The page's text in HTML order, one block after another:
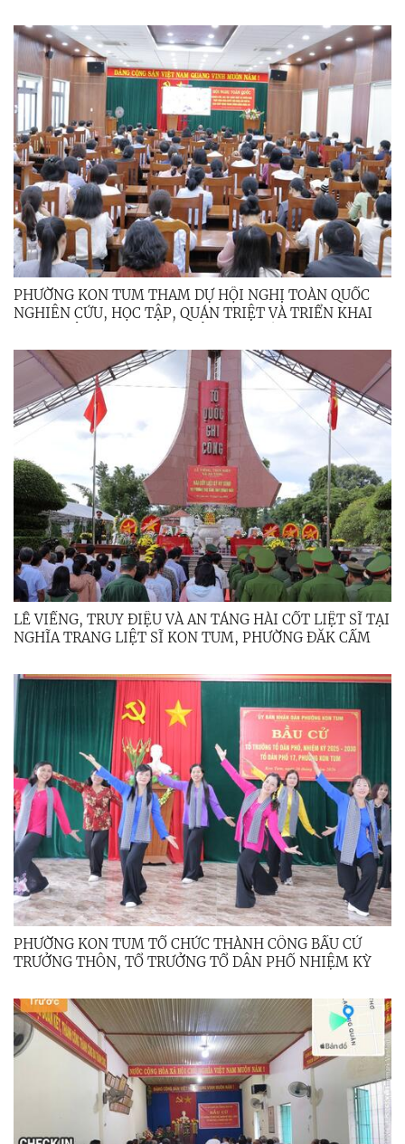
NQ/TW NGÀY 12/4/2025) KHẢO SÁT, NẮM BẮT TÌNH
HÌNH PHƯƠNG ÁN SẮP XẾP CÁC CƠ SỞ GIÁO DỤC TẠI
PHƯỜNG KON TUM
PHƯỜNG KON TUM THAM DỰ HỘI NGHỊ TOÀN QUỐC
NGHIÊN CỨU, HỌC TẬP, QUÁN TRIỆT VÀ TRIỂN KHAI
CHẤP HÀNH TRUNG ƯƠNG ĐẢNG KHÓA XIV
LỄ VIẾNG, TRUY ĐIỆU VÀ AN TÁNG HÀI CỐT LIỆT SĨ TẠI
NGHĨA TRANG LIỆT SĨ KON TUM, PHƯỜNG ĐĂK CẤM
PHƯỜNG KON TUM TỔ CHỨC THÀNH CÔNG BẦU CỬ
TRƯỞNG THÔN, TỔ TRƯỞNG TỔ DÂN PHỐ NHIỆM KỲ